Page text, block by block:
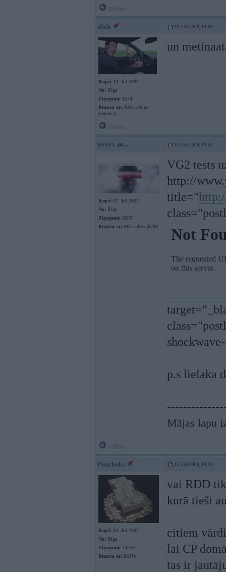
slick 08. Feb 2008, 18:06
Kopš: 14. Jul 2002
No: Rīga
Ziņojumi: 1574
Braucu ar: 2003 e39 un
ziemas q
un
noisex 12. Feb 2008, 13:58
Kopš: 07. Jul 2002
No: Rīga
Ziņojumi: 6065
Braucu ar: M5 Luftwaffe/88
VG2 tests
http://
title="
p.s lielaka
Mājas lapu
Puuchuks 12. Feb 2008, 14:31
Kopš: 03. Jul 2002
No: Rīga
Ziņojumi: 24359
Braucu ar: BMW
vai RDD
kurā tieši
citiem
lai CP
tas ir